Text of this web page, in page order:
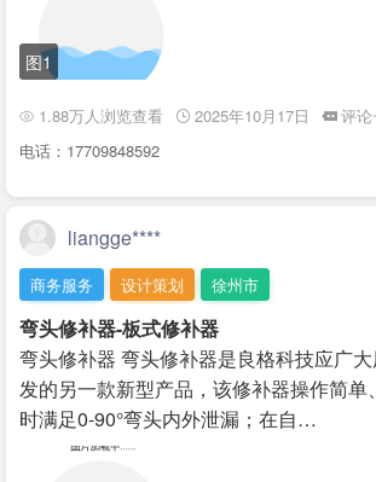
图1
1.88万人浏览查看 2025年10月17日
评
电话：17709848592
liangge****
商务服务 设计策划 徐州市
弯头修补器-板式修补器
弯头修补器 弯头修补器是良格科技应广
发的另一款新型产品，该修补器操作简单
时满足0-90°弯头内外泄漏；在自…